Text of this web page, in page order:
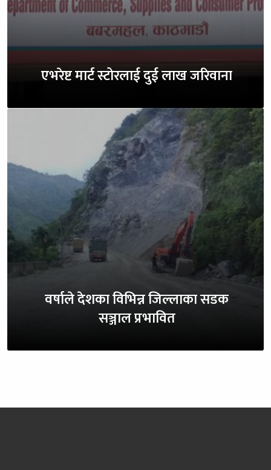
एभरेष्ट मार्ट स्टोरलाई दुई लाख जरिवाना
वर्षाले देशका विभिन्न जिल्लाका सडक
सञ्जाल प्रभावित